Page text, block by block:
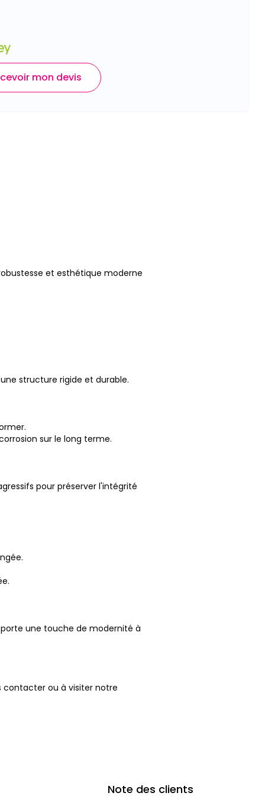
mon devis
et esthétique moderne
structure rigide et durable.
sur le long terme.
pour préserver l'intégrité
une touche de modernité à
contacter ou à visiter notre
Note des clients